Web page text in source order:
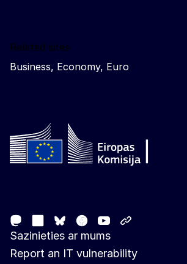
Related sites
Business, Economy, Euro
MastodonLinkedIn
Bluesky
Facebook
Youtube
Sazinieties ar mums
Report an IT vulnerability